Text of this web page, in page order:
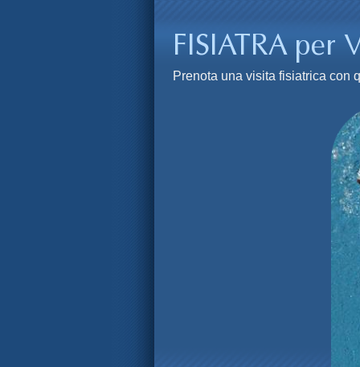
Prenota una visita fisiatrica con